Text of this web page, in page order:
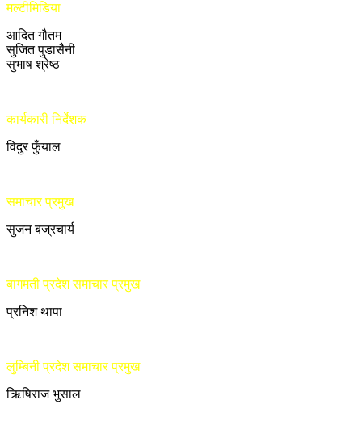
मल्टीमिडिया
आदित गौतम
सुजित पुडासैनी
सुभाष श्रेष्ठ
कार्यकारी निर्देशक
विदुर फुँयाल
समाचार प्रमुख
सुजन बज्रचार्य
बागमती प्रदेश समाचार प्रमुख
प्रनिश थापा
लुम्बिनी प्रदेश समाचार प्रमुख
ऋिषिराज भुसाल